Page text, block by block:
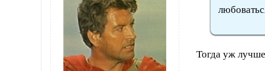
Тогда уж